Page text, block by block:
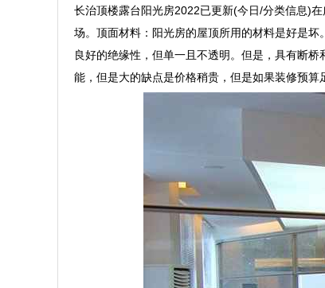
长治顶楼露台阳光房2022已更新(今日/分类信息)
场。顶面材料：阳光房的屋顶所用的材料是好是
良好的绝缘性，但单一且不透明。但是，具有断
能，但是大的缺点是价格稍贵，但是如果装修预算